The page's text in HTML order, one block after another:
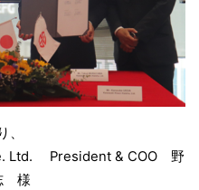
、
Ltd. President & COO 野
様